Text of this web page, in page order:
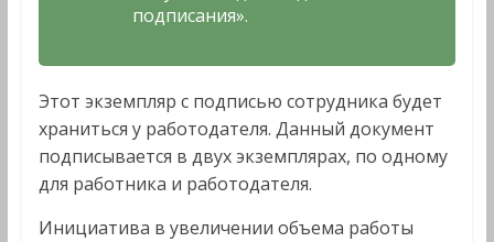
подписания».
Этот экземпляр с подписью сотрудника будет
храниться у работодателя. Данный документ
подписывается в двух экземплярах, по одному
для работника и работодателя.
Инициатива в увеличении объема работы